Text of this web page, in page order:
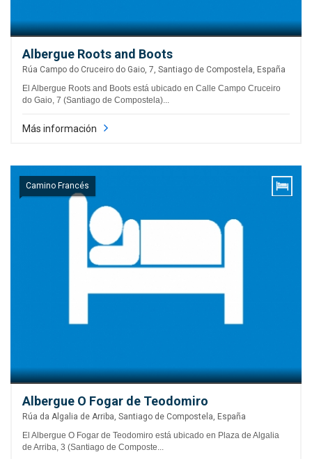
Albergue Roots and Boots
Rúa Campo do Cruceiro do Gaio, 7, Santiago de Compostela, España
El Albergue Roots and Boots está ubicado en Calle Campo Cruceiro
do Gaio, 7 (Santiago de Compostela)...
Más información
Camino Francés
Albergue O Fogar de Teodomiro
Rúa da Algalia de Arriba, Santiago de Compostela, España
El Albergue O Fogar de Teodomiro está ubicado en Plaza de Algalia
de Arriba, 3 (Santiago de Composte...